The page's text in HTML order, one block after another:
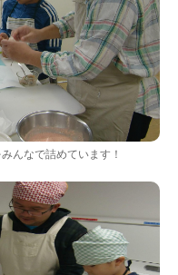
んなで詰めています！